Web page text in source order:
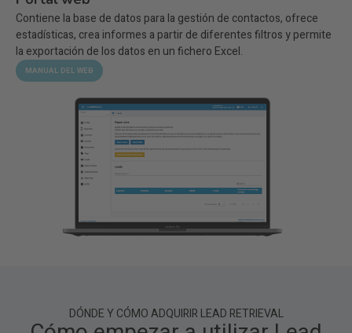
Contiene la base de datos para la gestión de contactos, ofrece
estadísticas, crea informes a partir de diferentes filtros y permite
la exportación de los datos en un fichero Excel.
MANUAL DEL WEB
DÓNDE Y CÓMO ADQUIRIR LEAD RETRIEVAL